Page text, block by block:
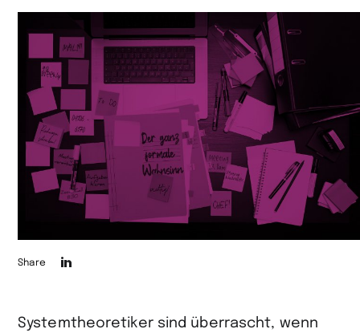
auf
Share
Systemtheoretiker sind überrascht, wenn